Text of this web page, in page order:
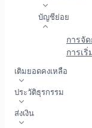
บัญชีย่อย
การจั
การเ
เติมยอดคงเหลือ
ประวัติธุรกรรม
ส่งเงิน